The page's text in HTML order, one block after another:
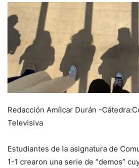
Redacción Amílcar Durán -
Televisiva
Estudiantes de la asignatura de
1-1 crearon una serie de “demos”